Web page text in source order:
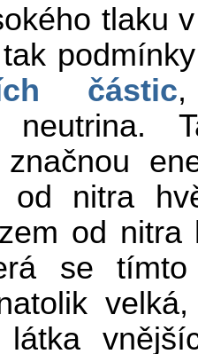
tlaku
částic
od nitra
od
se
látka